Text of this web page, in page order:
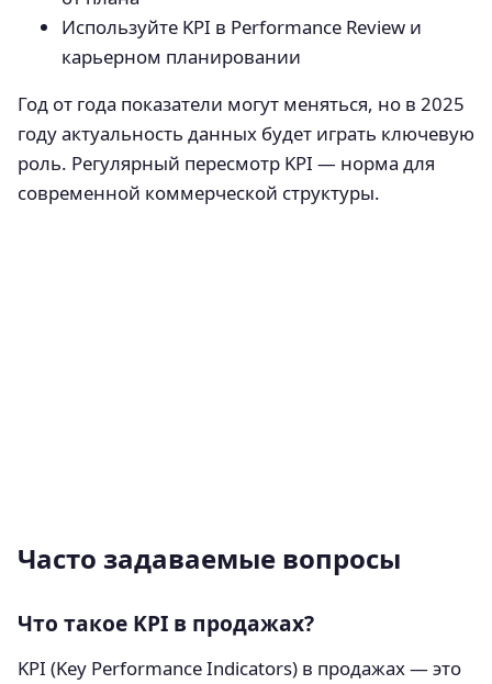
Используйте KPI в Performance Review и
карьерном планировании
Год от года показатели могут меняться, но в 2025
году актуальность данных будет играть ключевую
роль. Регулярный пересмотр KPI — норма для
современной коммерческой структуры.
Часто задаваемые вопросы
Что такое KPI в продажах?
KPI (Key Performance Indicators) в продажах — это